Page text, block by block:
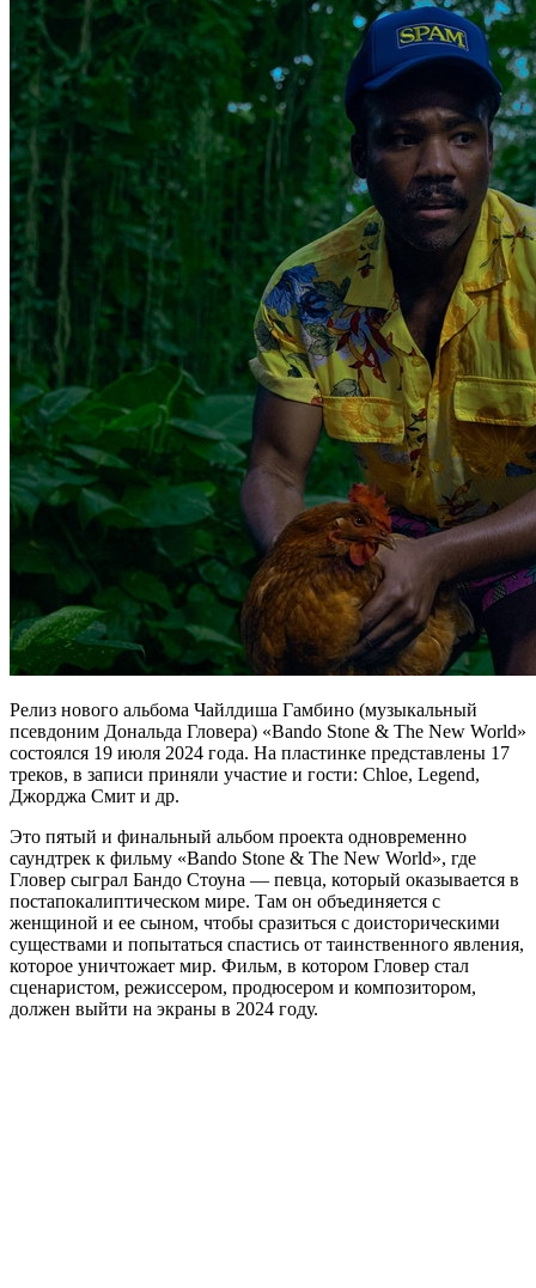
Релиз нового альбома Чайлдиша Гамбино (музыкальный
псевдоним Дональда Гловера) «Bando Stone & The New World»
состоялся 19 июля 2024 года. На пластинке представлены 17
треков, в записи приняли участие и гости: Chloe, Legend,
Джорджа Смит и др.
Это пятый и финальный альбом проекта одновременно
саундтрек к фильму «Bando Stone & The New World», где
Гловер сыграл Бандо Стоуна — певца, который оказывается в
постапокалиптическом мире. Там он объединяется с
женщиной и ее сыном, чтобы сразиться с доисторическими
существами и попытаться спастись от таинственного явления,
которое уничтожает мир. Фильм, в котором Гловер стал
сценаристом, режиссером, продюсером и композитором,
должен выйти на экраны в 2024 году.